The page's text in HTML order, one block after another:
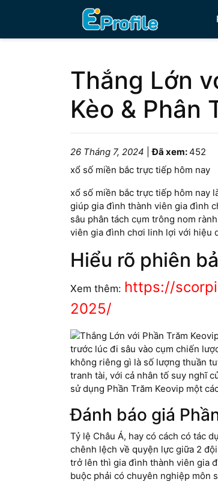
Thắng Lớn
Kèo & Phân
26 Tháng 7, 2024 |Đã xem:452
xổ số miền bắc trực tiếp hôm nay
xổ số miền bắc trực tiếp hôm nay
giúp gia đình thành viên gia đình
sâu phân tách cụm trông nom
viên gia đình chơi linh lợi với hiệu
Hiểu rõ phiên
Xem thêm: https://
2025/
trước lúc đi sâu vào cụm chiến
không riêng gì là số lượng thuần
tranh tài, với cả nhân tố suy nghĩ
sử dụng Phần Trăm Keovip một
Đánh báo giá
Tỷ lệ Châu Á, hay có cách có tác
chênh lệch về quyện lực giữa 2
trở lên thì gia đình thành viên gia
buộc phải có chuyên nghiệp môn